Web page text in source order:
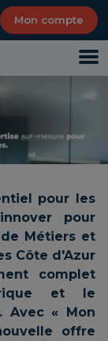
Mon compte
pour les
pour
Métiers et
Côte d'Azur
complet
et le
Avec « Mon
offre